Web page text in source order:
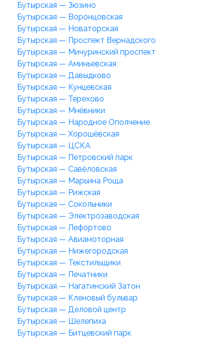
Бутырская — Зюзино
Бутырская — Воронцовская
Бутырская — Новаторская
Бутырская — Проспект Вернадского
Бутырская — Мичуринский проспект
Бутырская — Аминьевская
Бутырская — Давыдково
Бутырская — Кунцевская
Бутырская — Терехово
Бутырская — Мнёвники
Бутырская — Народное Ополчение
Бутырская — Хорошёвская
Бутырская — ЦСКА
Бутырская — Петровский парк
Бутырская — Савёловская
Бутырская — Марьина Роща
Бутырская — Рижская
Бутырская — Сокольники
Бутырская — Электрозаводская
Бутырская — Лефортово
Бутырская — Авиамоторная
Бутырская — Нижегородская
Бутырская — Текстильщики
Бутырская — Печатники
Бутырская — Нагатинский Затон
Бутырская — Кленовый бульвар
Бутырская — Деловой центр
Бутырская — Шелепиха
Бутырская — Битцевский парк